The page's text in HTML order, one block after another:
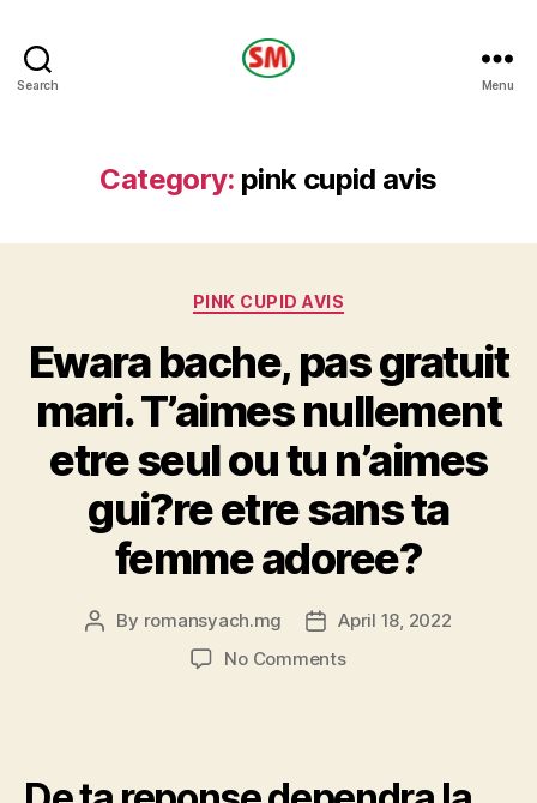
Search Menu
Category: pink cupid avis
Categories
PINK CUPID AVIS
Ewara bache, pas gratuit
mari. T’aimes nullement
etre seul ou tu n’aimes
gui?re etre sans ta
femme adoree?
Post
By romansyach.mg
PostApril 18, 2022
No Commentson
mari.